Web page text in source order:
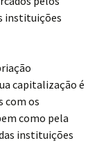
instituições
capitalização é
com os
como pela
instituições